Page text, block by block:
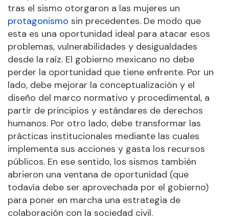
tras el sismo otorgaron a las mujeres un
protagonismo sin precedentes. De modo que
esta es una oportunidad ideal para atacar esos
problemas, vulnerabilidades y desigualdades
desde la raíz. El gobierno mexicano no debe
perder la oportunidad que tiene enfrente. Por un
lado, debe mejorar la conceptualización y el
diseño del marco normativo y procedimental, a
partir de principios y estándares de derechos
humanos. Por otro lado, debe transformar las
prácticas institucionales mediante las cuales
implementa sus acciones y gasta los recursos
públicos. En ese sentido, los sismos también
abrieron una ventana de oportunidad (que
todavía debe ser aprovechada por el gobierno)
para poner en marcha una estrategia de
colaboración con la sociedad civil.